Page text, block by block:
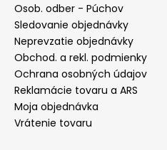
Osob. odber - Púchov
Sledovanie objednávky
Neprevzatie objednávky
Obchod. a rekl. podmienky
Ochrana osobných údajov
Reklamácie tovaru a ARS
Moja objednávka
Vrátenie tovaru